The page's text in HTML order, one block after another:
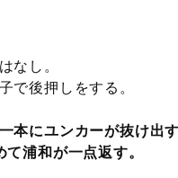
なし。
で後押しをする。
本にユンカーが抜け出
浦和が一点返す。